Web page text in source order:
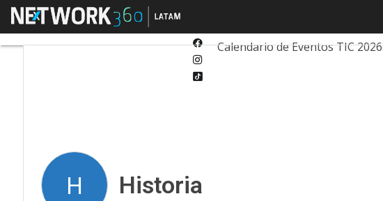
Menú
Facebook
Calendario de Eventos TIC 2026
H Historia